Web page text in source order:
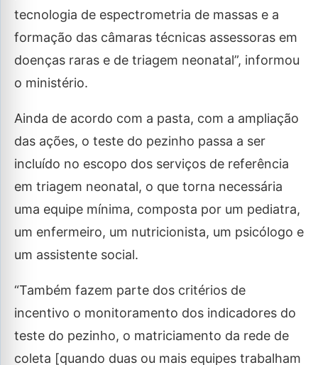
tecnologia de espectrometria de massas e a
formação das câmaras técnicas assessoras em
doenças raras e de triagem neonatal”, informou
o ministério.
Ainda de acordo com a pasta, com a ampliação
das ações, o teste do pezinho passa a ser
incluído no escopo dos serviços de referência
em triagem neonatal, o que torna necessária
uma equipe mínima, composta por um pediatra,
um enfermeiro, um nutricionista, um psicólogo e
um assistente social.
“Também fazem parte dos critérios de
incentivo o monitoramento dos indicadores do
teste do pezinho, o matriciamento da rede de
coleta [quando duas ou mais equipes trabalham